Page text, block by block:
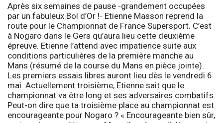
Après six semaines de pause -grandement occupées
par un fabuleux Bol d’Or !- Etienne Masson reprend la
route pour le Championnat de France Supersport. C’est
à Nogaro dans le Gers qu’aura lieu cette deuxième
épreuve. Etienne l’attend avec impatience suite aux
conditions particulières de la première manche au
Mans (résumé de la course du Mans en pièce jointe).
Les premiers essais libres auront lieu dès le vendredi 6
mai. Actuellement troisième, Etienne sait que le
championnat va être long et ses adversaires combatifs.
Peut-on dire que ta troisième place au championnat est
encourageante pour Nogaro ? « Encourageante bien sûr,